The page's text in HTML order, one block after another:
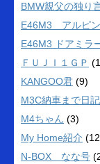
BMW親父の独り
E46M3 アルピ
E46M3 ドアミラ
ＦＵＪＩ１ＧＰ
KANGOO君 (9)
M3C納車まで日記
M4ちゃん (3)
My Home紹介
N-BOX なな号